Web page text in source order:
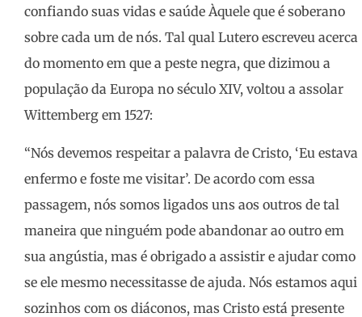
confiando suas vidas e saúde Àquele que é soberano
sobre cada um de nós. Tal qual Lutero escreveu acerca
do momento em que a peste negra, que dizimou a
população da Europa no século XIV, voltou a assolar
Wittemberg em 1527:
“Nós devemos respeitar a palavra de Cristo, ‘Eu estava
enfermo e foste me visitar’. De acordo com essa
passagem, nós somos ligados uns aos outros de tal
maneira que ninguém pode abandonar ao outro em
sua angústia, mas é obrigado a assistir e ajudar como
se ele mesmo necessitasse de ajuda. Nós estamos aqui
sozinhos com os diáconos, mas Cristo está presente